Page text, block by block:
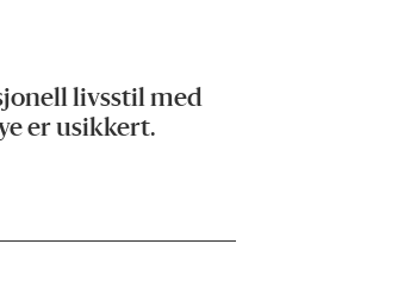
livsstil med
er usikkert.